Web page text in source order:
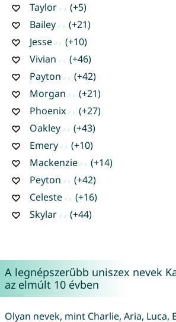
Taylor
(+5)
Bailey
(+21)
Jesse
(+10)
Vivian
(+46)
Payton
(+42)
Morgan
(+21)
Phoenix
(+27)
Oakley
(+43)
Emery
(+10)
Mackenzie
(+14)
Peyton
(+42)
Celeste
(+16)
Skylar
(+44)
A legnépszerűbb uniszex nevek
az elmúlt 10 évben
Olyan nevek, mint Charlie, Aria, Luca,